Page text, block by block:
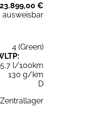
23.899,00 €
ausweisbar
4 (Green)
5,7 l/100km
130 g/km
D
Zentrallager